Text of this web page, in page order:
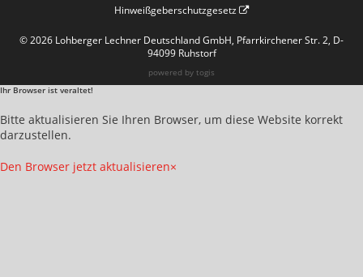
Hinweißgeberschutzgesetz
© 2026 Lohberger Lechner Deutschland GmbH, Pfarrkirchener Str. 2, D-
94099 Ruhstorf
powered by togis
Ihr Browser ist veraltet!
Bitte aktualisieren Sie Ihren Browser, um diese Website korrekt
darzustellen.
Den Browser jetzt aktualisieren×